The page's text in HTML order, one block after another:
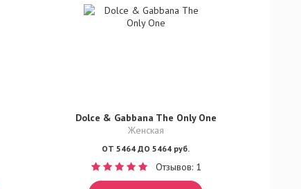
Dolce & Gabbana The Only One
Женская
ОТ 5464 ДО 5464 руб.
Отзывов: 1